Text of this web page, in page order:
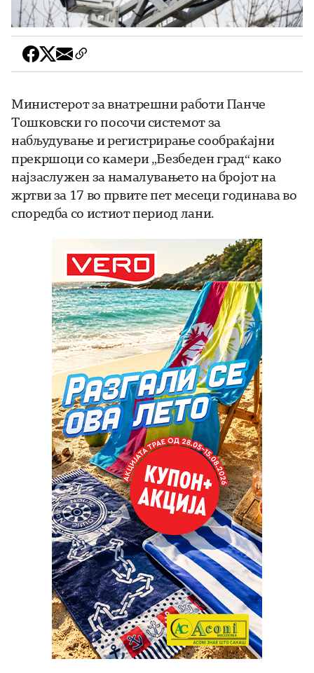
Министерот за внатрешни работи Панче
Тошковски го посочи системот за
набљудување и регистрирање сообраќајни
прекршоци со камери „Безбеден град“ како
најзаслужен за намалувањето на бројот на
жртви за 17 во првите пет месеци годинава во
споредба со истиот период лани.